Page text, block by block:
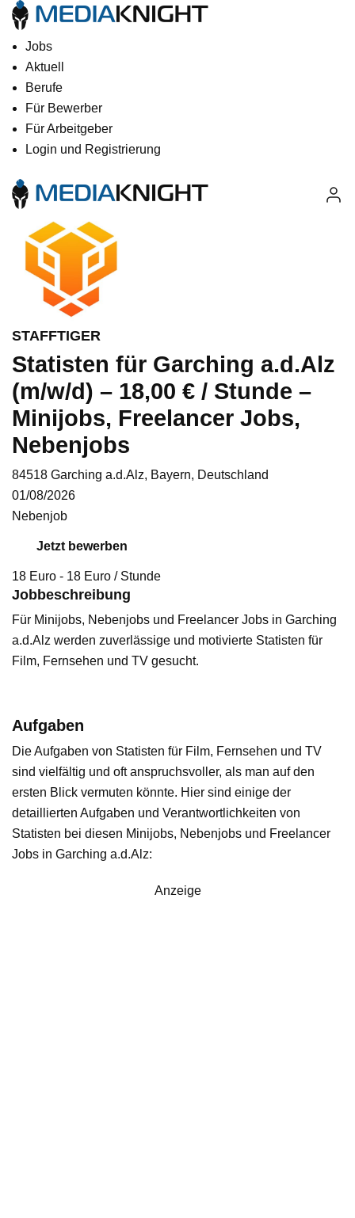
Jobs
Aktuell
Berufe
Für Bewerber
Für Arbeitgeber
Login und Registrierung
STAFFTIGER
Statisten für Garching a.d.Alz
(m/w/d) – 18,00 € / Stunde –
Minijobs, Freelancer Jobs,
Nebenjobs
84518 Garching a.d.Alz, Bayern, Deutschland
01/08/2026
Nebenjob
Jetzt bewerben
18 Euro - 18 Euro / Stunde
Jobbeschreibung
Für Minijobs, Nebenjobs und Freelancer Jobs in Garching
a.d.Alz werden zuverlässige und motivierte Statisten für
Film, Fernsehen und TV gesucht.
Aufgaben
Die Aufgaben von Statisten für Film, Fernsehen und TV
sind vielfältig und oft anspruchsvoller, als man auf den
ersten Blick vermuten könnte. Hier sind einige der
detaillierten Aufgaben und Verantwortlichkeiten von
Statisten bei diesen Minijobs, Nebenjobs und Freelancer
Jobs in Garching a.d.Alz:
Anzeige